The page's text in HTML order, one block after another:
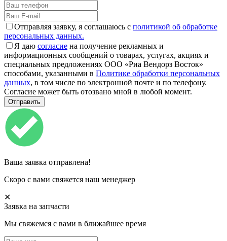
Отправляя заявку, я соглашаюсь с политикой об обработке
персональных данных.
Я даю согласие на получение рекламных и
информационных сообщений о товарах, услугах, акциях и
специальных предложениях ООО «Риа Вендорз Восток»
способами, указанными в Политике обработки персональных
данных, в том числе по электронной почте и по телефону.
Согласие может быть отозвано мной в любой момент.
Ваша заявка отправлена!
Скоро с вами свяжется наш менеджер
✕
Заявка на запчасти
Мы свяжемся с вами в ближайшее время